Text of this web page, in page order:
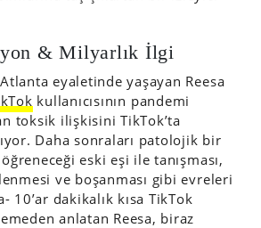
& Milyarlık İlgi
eyaletinde yaşayan Reesa
kullanıcısının pandemi
toksik ilişkisini TikTok’ta
Daha sonraları patolojik bir
eski eşi ile tanışması,
ve boşanması gibi evreleri
10’ar dakikalık kısa TikTok
anlatan Reesa, biraz